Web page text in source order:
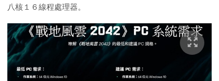
八核１６線程處理器。